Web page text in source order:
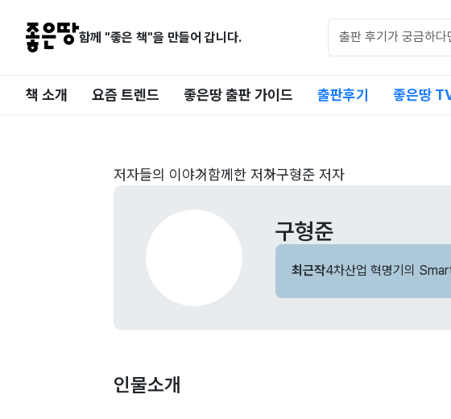
함께 "좋은 책"을 만들어 갑니다.
책 소개 요즘 트렌드 좋은땅 출판 가이드 출판후기 좋은땅
저자들의 이야기 함께한 저자구형준 저자
구형준
최근작4차산업 혁명기의
인물소개